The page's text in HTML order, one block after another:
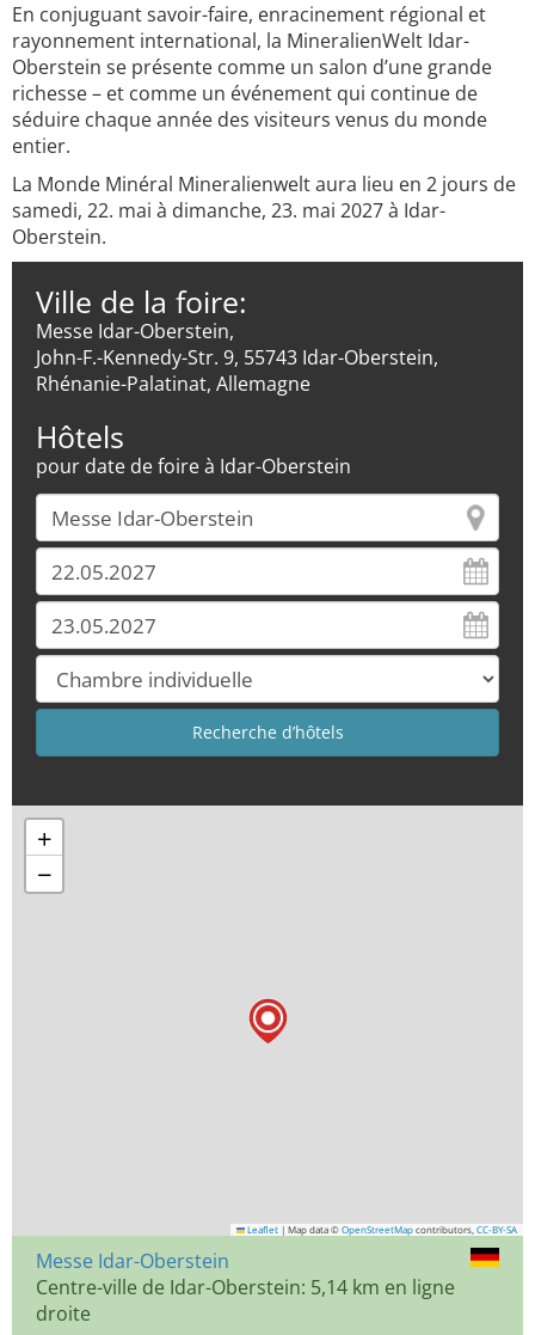
En conjuguant savoir-faire, enracinement régional et
rayonnement international, la MineralienWelt Idar-
Oberstein se présente comme un salon d’une grande
richesse – et comme un événement qui continue de
séduire chaque année des visiteurs venus du monde
entier.
La Monde Minéral Mineralienwelt aura lieu en 2 jours de
samedi, 22. mai à dimanche, 23. mai 2027 à Idar-
Oberstein.
Ville de la foire:
Messe Idar-Oberstein,
John-F.-Kennedy-Str. 9, 55743 Idar-Oberstein,
Rhénanie-Palatinat, Allemagne
Hôtels
pour date de foire à Idar-Oberstein
+
−
Leaflet | Map data © OpenStreetMap contributors, CC-BY-SA
Messe Idar-Oberstein
Centre-ville de Idar-Oberstein: 5,14 km en ligne
droite